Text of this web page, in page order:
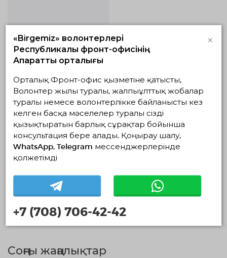
11.06.2020
Амирхан 19 лет
Нур-Султан
направление: Экологиялық
волонтерлік, Әлеуметтік
Я хотел стать волонтёром
чтобы помогать людям
которые не могут
передвигаться .
Соңғы жаңалықтар
«Birgemiz» волонтерлері
Республикалық фронт-офисінің
Ақпараттық орталығы
×
Орталық Фронт-офис қызметіне қатысты,
Волонтер жылы туралы, жалпыұлттық жобалар
туралы немесе волонтерлікке байланысты кез
келген басқа мәселелер туралы сізді
қызықтыратын барлық сұрақтар бойынша
консультация бере алады. Қоңырау шалу,
WhatsApp, Telegram мессенджерлерінде
қолжетімді
+7 (708) 706-42-42